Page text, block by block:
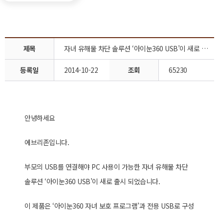
제목 자녀 유해물 차단 솔루션 ‘아이눈360 USB’이 새로 출시 되었습니다.
등록일 2014-10-22 조회 65230
안녕하세요
에브리존입니다.
부모의 USB를 연결해야 PC 사용이 가능한 자녀 유해물 차단
솔루션 ‘아이눈360 USB’이 새로 출시 되었습니다.
이 제품은 ‘아이눈360 자녀 보호 프로그램’과 전용 USB로 구성